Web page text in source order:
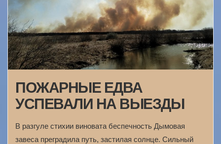
ПОЖАРНЫЕ ЕДВА
УСПЕВАЛИ НА ВЫЕЗДЫ
В разгуле стихии виновата беспечность Дымовая
завеса преградила путь, застилая солнце. Сильный